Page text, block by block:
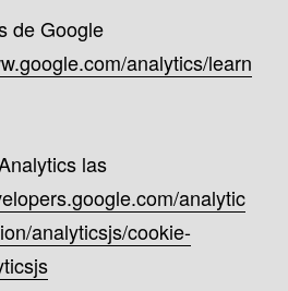
de Google
analytics/learn
las
analytic
analyticsjs/cookie-